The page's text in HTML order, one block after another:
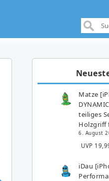
Matze
teiliges
Holzgriff
6. August
UVP
iDau